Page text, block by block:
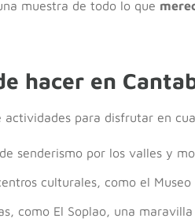
muestra de todo lo que
hacer en
actividades para disfrutar en
senderismo por los valles y
culturales, como el
como El Soplao, una